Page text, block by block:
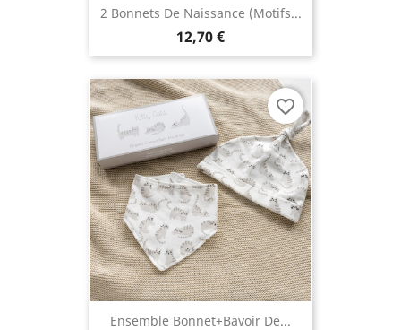
2 Bonnets De Naissance (motifs...
12,70 €
Ensemble Bonnet+Bavoir De...
favorite_border